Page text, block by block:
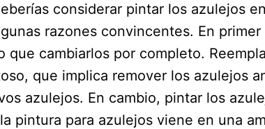
considerar pintar los azulejos
razones convincentes. En
que cambiarlos por completo.
que implica remover los azulejos
azulejos. En cambio, pintar los
pintura para azulejos viene en una